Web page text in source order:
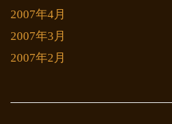
2007年4月
2007年3月
2007年2月